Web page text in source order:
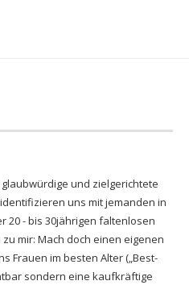
und zielgerichtete
uns mit jemanden in
20 - bis 30jährigen faltenlosen
mir: Mach doch einen eigenen
Frauen im besten Alter („Best-
sondern eine kaufkräftige